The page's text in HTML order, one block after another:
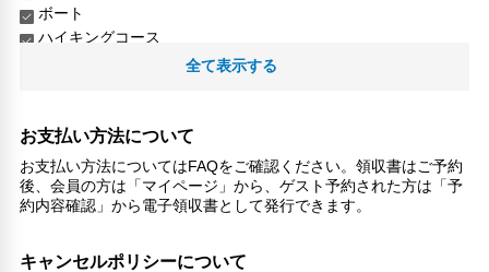
ボート
ハイキングコース
子供向け施設・サービス
ファミリールーム
家族・お子様に優しい設備
温泉
全て表示する
お支払い方法について
お支払い方法についてはFAQをご確認ください。領収書はご予約
後、会員の方は「マイページ」から、ゲスト予約された方は「予
約内容確認」から電子領収書として発行できます。
キャンセルポリシーについて